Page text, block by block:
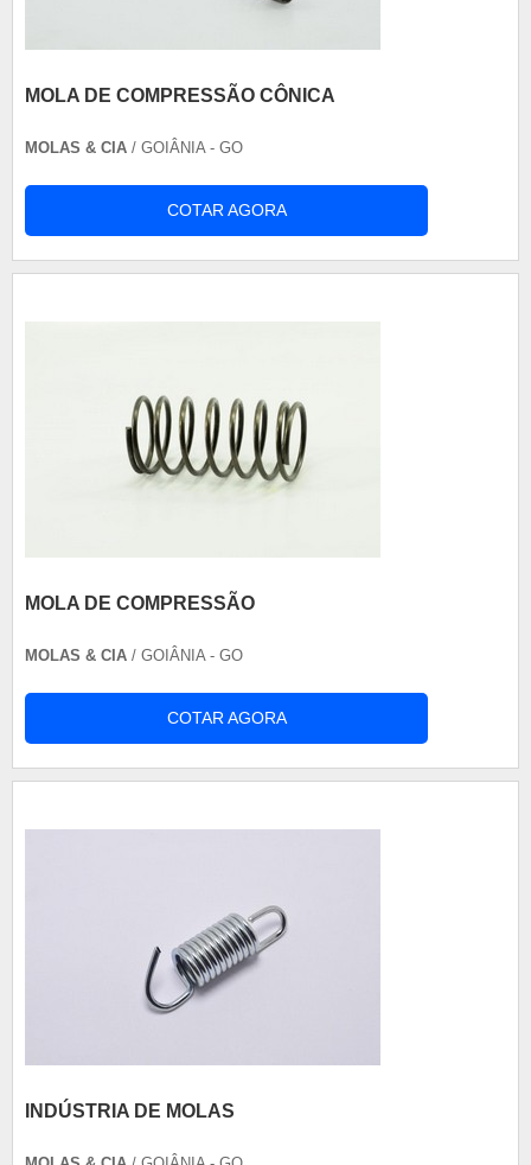
MOLA DE COMPRESSÃO CÔNICA
MOLAS & CIA / GOIÂNIA - GO
COTAR AGORA
MOLA DE COMPRESSÃO
MOLAS & CIA / GOIÂNIA - GO
COTAR AGORA
INDÚSTRIA DE MOLAS